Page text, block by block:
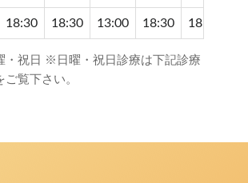
18:30 18:30 13:00 18:30 18:30
・祝日 ※日曜・祝日診療は下記診療
ご覧下さい。